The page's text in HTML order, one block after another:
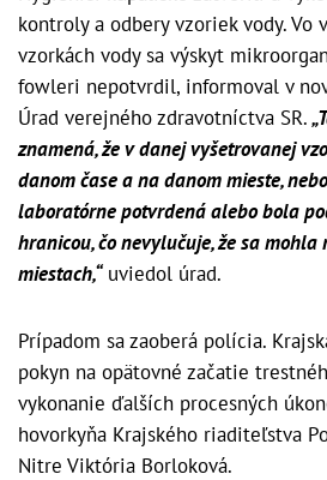
kontroly a odbery vzoriek vody. Vo
vzorkách vody sa výskyt
fowleri nepotvrdil, informoval v
Úrad verejného zdravotníctva SR.
znamená, že v danej vyšetrovanej
danom čase a na danom mieste,
laboratórne potvrdená alebo bola
hranicou, čo nevylučuje, že sa
miestach,“uviedol úrad.
Prípadom sa zaoberá polícia.
pokyn na opätovné začatie
vykonanie ďalších procesných
hovorkyňa Krajského riaditeľstva
Nitre Viktória Borloková.